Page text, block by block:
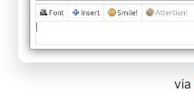
via